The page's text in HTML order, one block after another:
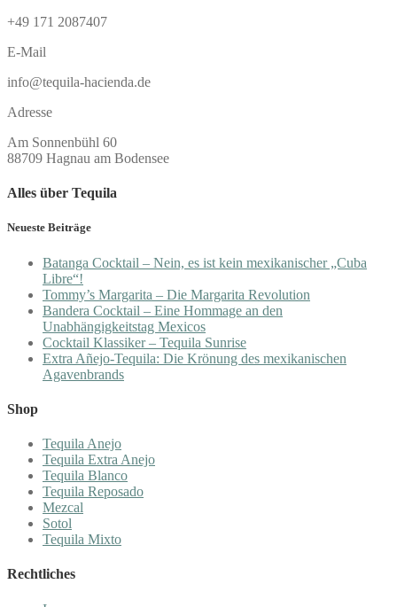
+49 171 2087407
E-Mail
info@tequila-hacienda.de
Adresse
Am Sonnenbühl 60
88709 Hagnau am Bodensee
Alles über Tequila
Neueste Beiträge
Batanga Cocktail – Nein, es ist kein mexikanischer „Cuba
Libre“!
Tommy’s Margarita – Die Margarita Revolution
Bandera Cocktail – Eine Hommage an den
Unabhängigkeitstag Mexicos
Cocktail Klassiker – Tequila Sunrise
Extra Añejo-Tequila: Die Krönung des mexikanischen
Agavenbrands
Shop
Tequila Anejo
Tequila Extra Anejo
Tequila Blanco
Tequila Reposado
Mezcal
Sotol
Tequila Mixto
Rechtliches